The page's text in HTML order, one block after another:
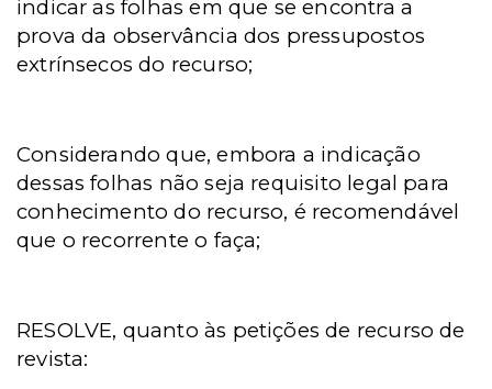
indicar as folhas em que se encontra a
prova da observância dos pressupostos
extrínsecos do recurso;
Considerando que, embora a indicação
dessas folhas não seja requisito legal para
conhecimento do recurso, é recomendável
que o recorrente o faça;
RESOLVE, quanto às petições de recurso de
revista: